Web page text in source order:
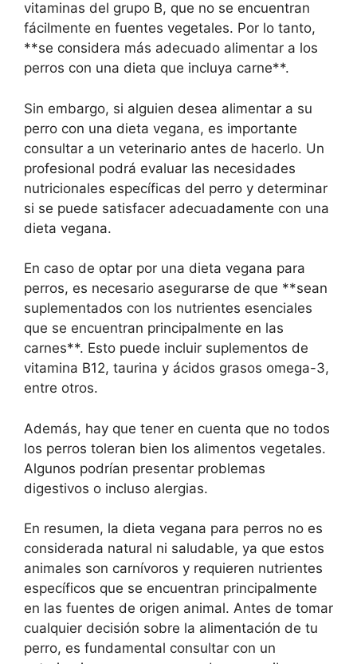
vitaminas del grupo B, que no se encuentran
fácilmente en fuentes vegetales. Por lo tanto,
**se considera más adecuado alimentar a los
perros con una dieta que incluya carne**.
Sin embargo, si alguien desea alimentar a su
perro con una dieta vegana, es importante
consultar a un veterinario antes de hacerlo. Un
profesional podrá evaluar las necesidades
nutricionales específicas del perro y determinar
si se puede satisfacer adecuadamente con una
dieta vegana.
En caso de optar por una dieta vegana para
perros, es necesario asegurarse de que **sean
suplementados con los nutrientes esenciales
que se encuentran principalmente en las
carnes**. Esto puede incluir suplementos de
vitamina B12, taurina y ácidos grasos omega-3,
entre otros.
Además, hay que tener en cuenta que no todos
los perros toleran bien los alimentos vegetales.
Algunos podrían presentar problemas
digestivos o incluso alergias.
En resumen, la dieta vegana para perros no es
considerada natural ni saludable, ya que estos
animales son carnívoros y requieren nutrientes
específicos que se encuentran principalmente
en las fuentes de origen animal. Antes de tomar
cualquier decisión sobre la alimentación de tu
perro, es fundamental consultar con un